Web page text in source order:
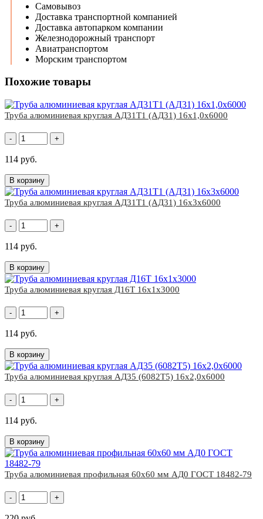
Самовывоз
Доставка транспортной компанией
Доставка автопарком компании
Железнодорожный транспорт
Авиатранспортом
Морским транспортом
Похожие товары
Труба алюминиевая круглая АД31Т1 (АД31) 16х1,0х6000
- +
114 руб.
В корзину
Труба алюминиевая круглая АД31Т1 (АД31) 16х3х6000
- +
114 руб.
В корзину
Труба алюминиевая круглая Д16Т 16x1x3000
- +
114 руб.
В корзину
Труба алюминиевая круглая АД35 (6082Т5) 16х2,0х6000
- +
114 руб.
В корзину
Труба алюминиевая профильная 60х60 мм АД0 ГОСТ 18482-79
- +